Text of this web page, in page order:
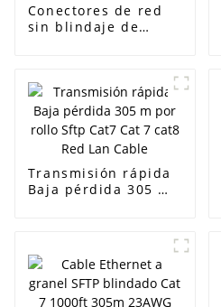
Conectores de red
sin blindaje de
Transmisión rápida
Baja pérdida 305 m